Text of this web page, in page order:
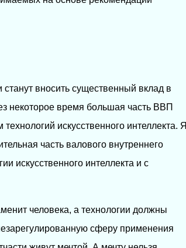
вносить существенный вклад в
некоторое время большая часть ВВП
искусственного интеллекта. Я
часть валового внутреннего
искусственного интеллекта и с
человека, а технологии должны
сферу применения